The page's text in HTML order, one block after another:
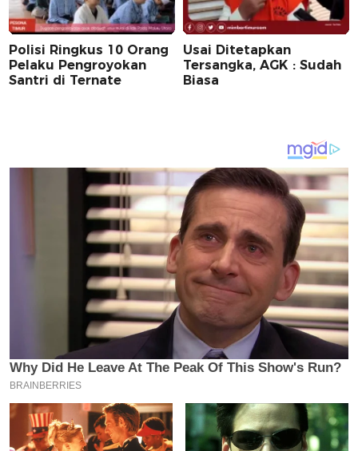
Polisi Ringkus 10 Orang
Pelaku Pengroyokan
Santri di Ternate
Usai Ditetapkan
Tersangka, AGK : Sudah
Biasa